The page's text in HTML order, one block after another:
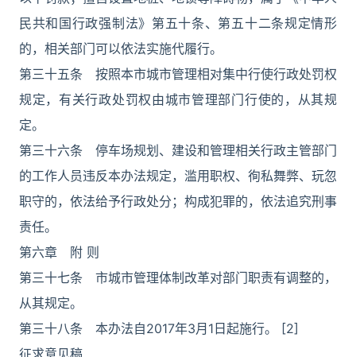
民共和国行政强制法》第五十条、第五十二条规定情形
的，相关部门可以依法实施代履行。
第三十五条 按照本市城市管理相对集中行使行政处罚权
规定，有关行政处罚权由城市管理部门行使的，从其规
定。
第三十六条 停车场规划、建设和管理相关行政主管部门
的工作人员违反本办法规定，滥用职权、徇私舞弊、玩忽
职守的，依法给予行政处分；构成犯罪的，依法追究刑事
责任。
第六章 附 则
第三十七条 市城市管理体制改革对部门职责有调整的，
从其规定。
第三十八条 本办法自2017年3月1日起施行。 [2]
征求意见稿